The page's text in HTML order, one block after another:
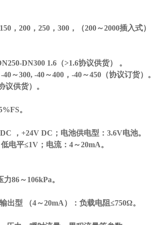
150 ， 200 ， 250 ， 300 ， （200～2000插入式）
DN300 1.6（>1.6协议供货） 。
-40～300, -40～400 ， -40～450 （协议订货）。
议供货）。
。
， +24V DC ；电池供电型： 3.6V电池。
低电平≤1V ；电流： 4～20mA。
力86～106kPa。
出型 （4～20mA） ：负载电阻≤750Ω。